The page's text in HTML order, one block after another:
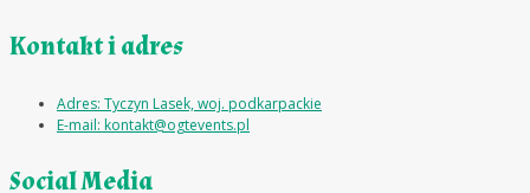
Kontakt i adres
Adres: Tyczyn Lasek, woj. podkarpackie
E-mail: kontakt@ogtevents.pl
Social Media